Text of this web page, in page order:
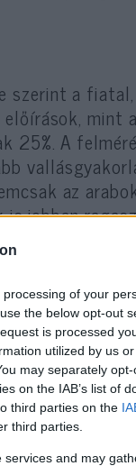
of your
the below opt-out
is processed
utilized by us
may separately
on the IAB’s list of
third parties on the
third parties.
and may
szerint a
mint
25%. A
az
jobban
ifjúság,
egy jó
hogy bár
15%